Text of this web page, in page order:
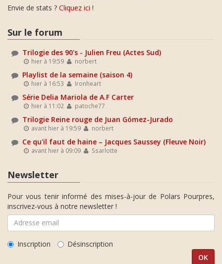
Envie de stats ? Cliquez ici !
Sur le forum
Trilogie des 90's - Julien Freu (Actes Sud)
hier à 19:59 norbert
Playlist de la semaine (saison 4)
hier à 16:53 Ironheart
Série Delia Mariola de A.F Carter
hier à 11:02 patoche77
Trilogie Reine rouge de Juan Gómez-Jurado
avant hier à 19:59 norbert
Ce qu'il faut de haine – Jacques Saussey (Fleuve Noir)
avant hier à 09:09 Ssarlotte
Newsletter
Pour vous tenir informé des mises-à-jour de Polars Pourpres,
inscrivez-vous à notre newsletter !
Inscription Désinscription